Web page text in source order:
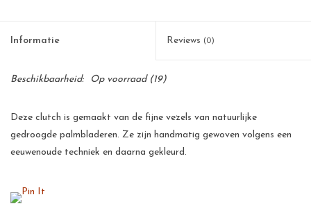
Informatie Reviews (0)
Beschikbaarheid: Op voorraad(19)
Deze clutch is gemaakt van de fijne vezels van natuurlijke
gedroogde palmbladeren. Ze zijn handmatig gewoven volgens een
eeuwenoude techniek en daarna gekleurd.
kleinschalige telers op de Filipijnen. Voor een arm land als de